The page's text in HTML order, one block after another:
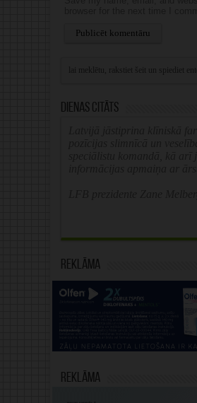
Dienas citāts
Reklāma
Reklāma